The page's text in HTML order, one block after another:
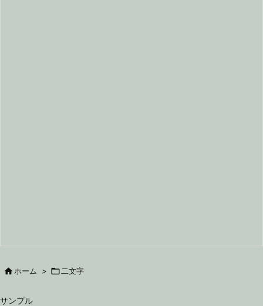
 ホーム >  二文字
サンプル